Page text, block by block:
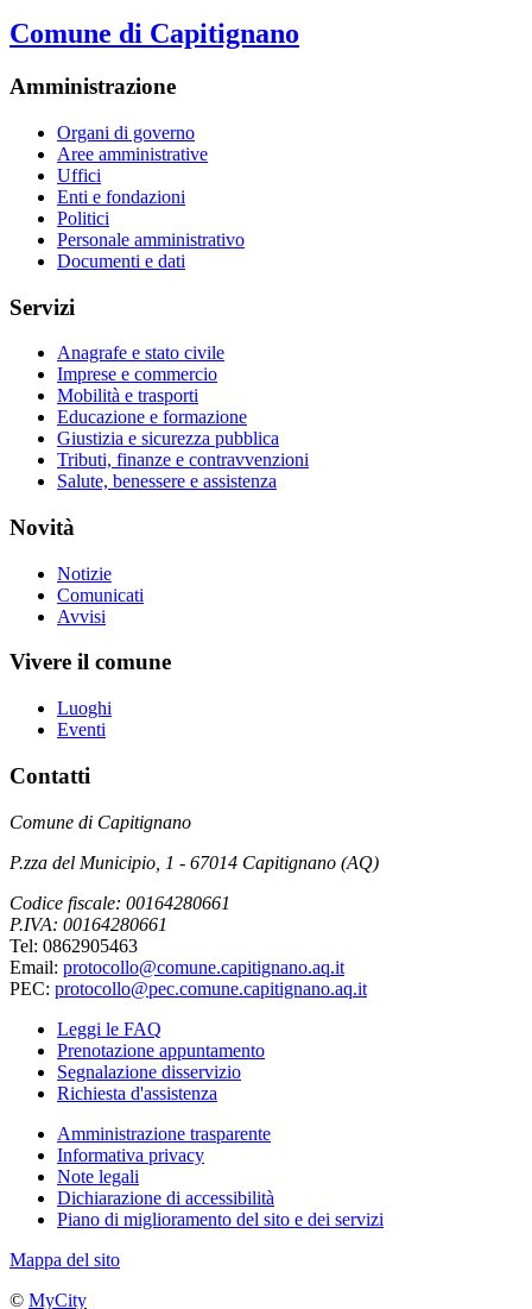
Comune di Capitignano
Amministrazione
Organi di governo
Aree amministrative
Uffici
Enti e fondazioni
Politici
Personale amministrativo
Documenti e dati
Servizi
Anagrafe e stato civile
Imprese e commercio
Mobilità e trasporti
Educazione e formazione
Giustizia e sicurezza pubblica
Tributi, finanze e contravvenzioni
Salute, benessere e assistenza
Novità
Notizie
Comunicati
Avvisi
Vivere il comune
Luoghi
Eventi
Contatti
Comune di Capitignano
P.zza del Municipio, 1 - 67014 Capitignano (AQ)
Codice fiscale: 00164280661
P.IVA: 00164280661
Tel: 0862905463
Email: protocollo@comune.capitignano.aq.it
PEC: protocollo@pec.comune.capitignano.aq.it
Leggi le FAQ
Prenotazione appuntamento
Segnalazione disservizio
Richiesta d'assistenza
Amministrazione trasparente
Informativa privacy
Note legali
Dichiarazione di accessibilità
Piano di miglioramento del sito e dei servizi
Mappa del sito
© MyCity